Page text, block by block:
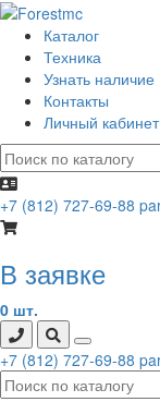
Каталог
Техника
Узнать наличие
Контакты
Личный кабинет
+7 (812) 727-69-88
В заявке
0 шт.
+7 (812) 727-69-88